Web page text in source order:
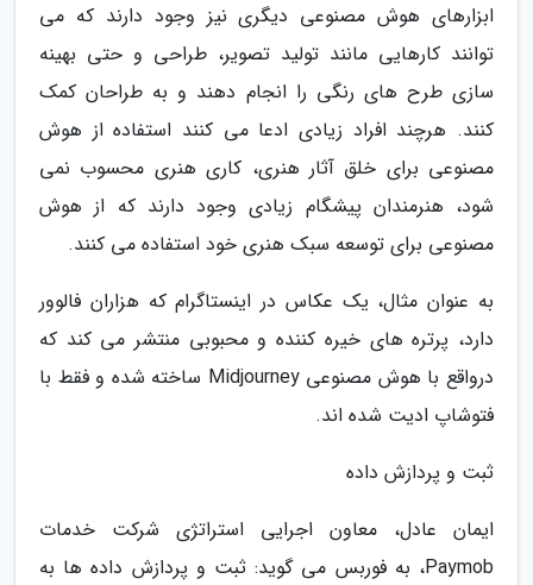
ابزارهای هوش مصنوعی دیگری نیز وجود دارند که می
توانند کارهایی مانند تولید تصویر، طراحی و حتی بهینه
سازی طرح های رنگی را انجام دهند و به طراحان کمک
کنند. هرچند افراد زیادی ادعا می کنند استفاده از هوش
مصنوعی برای خلق آثار هنری، کاری هنری محسوب نمی
شود، هنرمندان پیشگام زیادی وجود دارند که از هوش
مصنوعی برای توسعه سبک هنری خود استفاده می کنند.
به عنوان مثال، یک عکاس در اینستاگرام که هزاران فالوور
دارد، پرتره های خیره کننده و محبوبی منتشر می کند که
درواقع با هوش مصنوعی Midjourney ساخته شده و فقط با
فتوشاپ ادیت شده اند.
ثبت و پردازش داده
ایمان عادل، معاون اجرایی استراتژی شرکت خدمات
Paymob، به فوربس می گوید: ثبت و پردازش داده ها به